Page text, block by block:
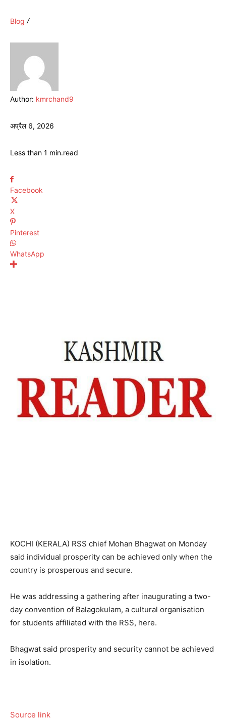
Blog
Author: kmrchand9
अप्रैल 6, 2026
Less than 1 min.read
Facebook
X
Pinterest
WhatsApp
KOCHI (KERALA) RSS chief Mohan Bhagwat on Monday
said individual prosperity can be achieved only when the
country is prosperous and secure.
He was addressing a gathering after inaugurating a two-
day convention of Balagokulam, a cultural organisation
for students affiliated with the RSS, here.
Bhagwat said prosperity and security cannot be achieved
in isolation.
Source link